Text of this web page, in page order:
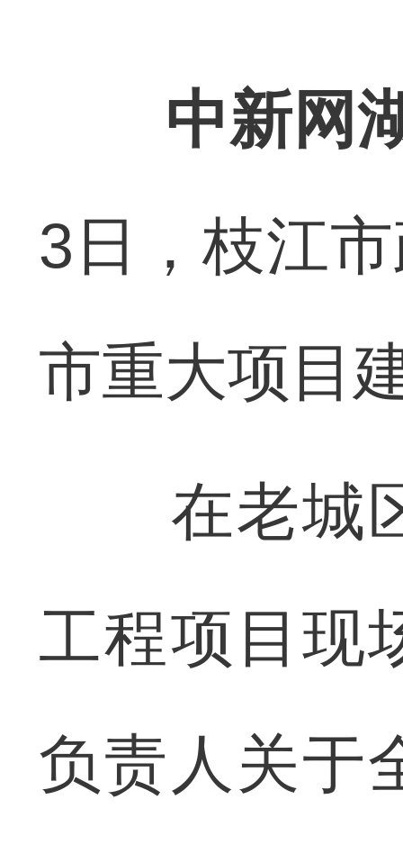
中新网
3日，枝江
市重大项目
在老城区
工程项目现
负责人关于